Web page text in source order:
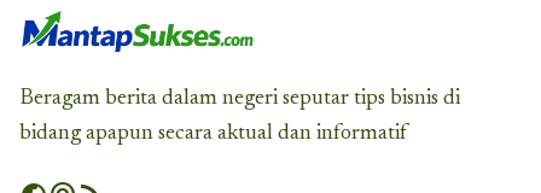
Beragam berita dalam negeri seputar tips bisnis di
bidang apapun secara aktual dan informatif